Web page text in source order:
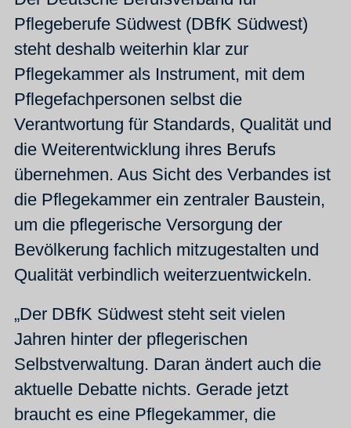
Pflegeberufe Südwest (DBfK Südwest)
steht deshalb weiterhin klar zur
Pflegekammer als Instrument, mit dem
Pflegefachpersonen selbst die
Verantwortung für Standards, Qualität und
die Weiterentwicklung ihres Berufs
übernehmen. Aus Sicht des Verbandes ist
die Pflegekammer ein zentraler Baustein,
um die pflegerische Versorgung der
Bevölkerung fachlich mitzugestalten und
Qualität verbindlich weiterzuentwickeln.
„Der DBfK Südwest steht seit vielen
Jahren hinter der pflegerischen
Selbstverwaltung. Daran ändert auch die
aktuelle Debatte nichts. Gerade jetzt
braucht es eine Pflegekammer, die